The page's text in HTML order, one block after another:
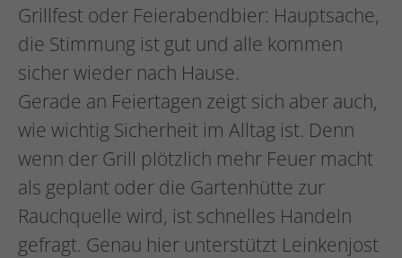
Grillfest oder Feierabendbier: Hauptsache,
die Stimmung ist gut und alle kommen
sicher wieder nach Hause.
Gerade an Feiertagen zeigt sich aber auch,
wie wichtig Sicherheit im Alltag ist. Denn
wenn der Grill plötzlich mehr Feuer macht
als geplant oder die Gartenhütte zur
Rauchquelle wird, ist schnelles Handeln
gefragt. Genau hier unterstützt Leinkenjost